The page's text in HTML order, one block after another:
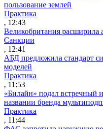
пользование землей
Практика
, 12:43
Великобритания расширила
Санкции
, 12:41
АБД предложила стандарт
моделей
Практика
, 11:53
«Билайн» подал встречный
названии бренда
Практика
, 11:44